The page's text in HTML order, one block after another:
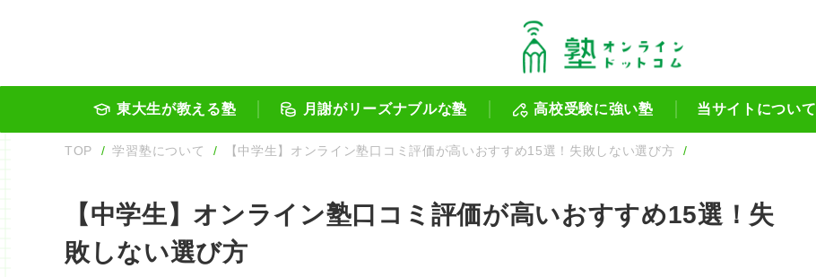
東大生が教える塾 月謝がリーズナブルな塾 高校受験に強い塾 当サイトについて
TOP 学習塾について 【中学生】オンライン塾口コミ評価が高いおすすめ15選！失敗しない選び方
【中学生】オンライン塾口コミ評価が高いおすすめ15選！失
敗しない選び方